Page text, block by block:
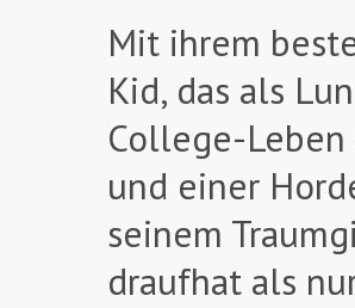
Mit ihrem
Kid, das als
College-
und einer
seinem
draufhat als